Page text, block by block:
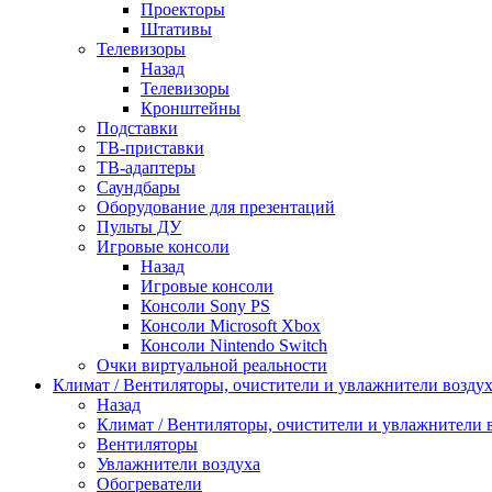
Проекторы
Штативы
Телевизоры
Назад
Телевизоры
Кронштейны
Подставки
ТВ-приставки
ТВ-адаптеры
Саундбары
Оборудование для презентаций
Пульты ДУ
Игровые консоли
Назад
Игровые консоли
Консоли Sony PS
Консоли Microsoft Xbox
Консоли Nintendo Switch
Очки виртуальной реальности
Климат / Вентиляторы, очистители и увлажнители
Назад
Климат / Вентиляторы, очистители и увлажнители
Вентиляторы
Увлажнители воздуха
Обогреватели